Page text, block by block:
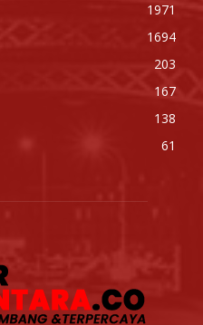
1971
1694
203
167
138
61